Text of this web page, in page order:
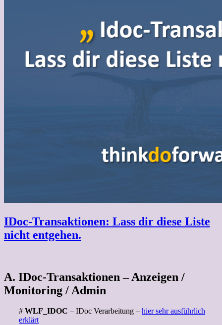
IDoc-Transaktionen: Lass dir diese Liste
nicht entgehen.
A. IDoc-Transaktionen – Anzeigen /
Monitoring / Admin
# WLF_IDOC – IDoc Verarbeitung – hier sehr ausführlich
erklärt